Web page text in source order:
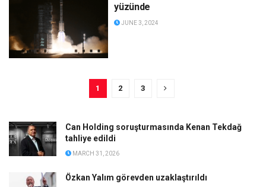
yüzünde
JUNE 3, 2024
1 2 3
Can Holding soruşturmasında Kenan Tekdağ
tahliye edildi
MARCH 31, 2026
Özkan Yalım görevden uzaklaştırıldı